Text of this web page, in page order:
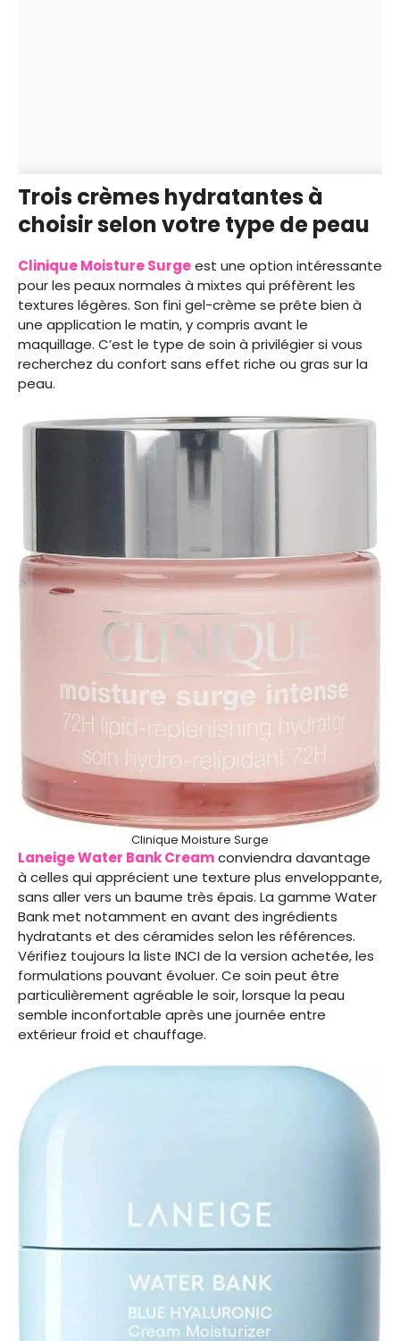
Trois crèmes hydratantes à
choisir selon votre type de peau
Clinique Moisture Surgeest une option intéressante
pour les peaux normales à mixtes qui préfèrent les
textures légères. Son fini gel-crème se prête bien à
une application le matin, y compris avant le
maquillage. C’est le type de soin à privilégier si vous
recherchez du confort sans effet riche ou gras sur la
peau.
Clinique Moisture Surge
Laneige Water Bank Creamconviendra davantage
à celles qui apprécient une texture plus enveloppante,
sans aller vers un baume très épais. La gamme Water
Bank met notamment en avant des ingrédients
hydratants et des céramides selon les références.
Vérifiez toujours la liste INCI de la version achetée, les
formulations pouvant évoluer. Ce soin peut être
particulièrement agréable le soir, lorsque la peau
semble inconfortable après une journée entre
extérieur froid et chauffage.